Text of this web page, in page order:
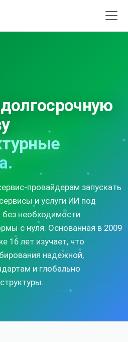
провайдерам запускать
и услуги ИИ под
необходимости
с нуля. Основанная в 2009
16 лет изучает, что
надежной,
и глобально